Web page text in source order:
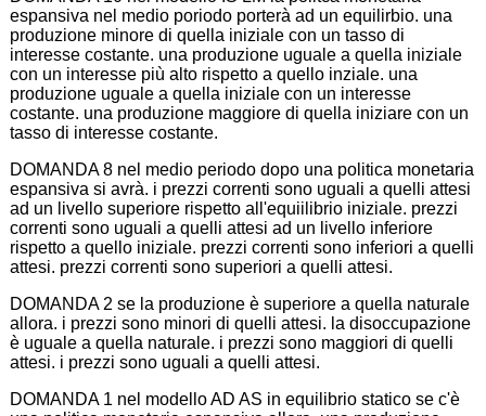
espansiva nel medio poriodo porterà ad un equilirbio. una
produzione minore di quella iniziale con un tasso di
interesse costante. una produzione uguale a quella iniziale
con un interesse più alto rispetto a quello inziale. una
produzione uguale a quella iniziale con un interesse
costante. una produzione maggiore di quella iniziare con un
tasso di interesse costante.
DOMANDA 8 nel medio periodo dopo una politica monetaria
espansiva si avrà. i prezzi correnti sono uguali a quelli attesi
ad un livello superiore rispetto all'equiilibrio iniziale. prezzi
correnti sono uguali a quelli attesi ad un livello inferiore
rispetto a quello iniziale. prezzi correnti sono inferiori a quelli
attesi. prezzi correnti sono superiori a quelli attesi.
DOMANDA 2 se la produzione è superiore a quella naturale
allora. i prezzi sono minori di quelli attesi. la disoccupazione
è uguale a quella naturale. i prezzi sono maggiori di quelli
attesi. i prezzi sono uguali a quelli attesi.
DOMANDA 1 nel modello AD AS in equilibrio statico se c'è